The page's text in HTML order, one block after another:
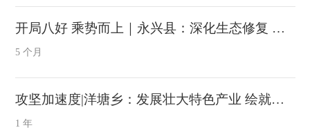
开局八好 乘势而上｜永兴县：深化生态修复 让“闲置地” 变“聚宝盆”
5 个月
攻坚加速度|洋塘乡：发展壮大特色产业 绘就乡村振兴多彩画卷
1 年